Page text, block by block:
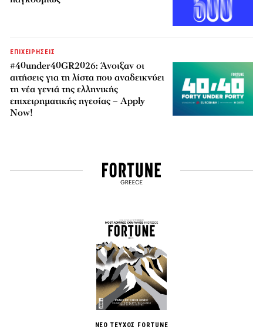
ΕΠΙΧΕΙΡΗΣΕΙΣ
#40under40GR2026: Άνοιξαν οι
αιτήσεις για τη λίστα που αναδεικνύει
τη νέα γενιά της ελληνικής
επιχειρηματικής ηγεσίας – Apply
Now!
ΝΕΟ ΤΕΥΧΟΣ FORTUNE